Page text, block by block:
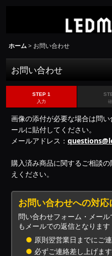
ホーム> お問い合わせ
お問い合わせ
STEP 1
入力
画像の添付が必要な場合は問
ールに貼付してください。
メールアドレス：
購入済み商品に関するご相談
えください。
お問い合わせへの対応
問い合わせフォーム・メー
もメールでの返信となります
● 原則翌営業日までにご
● 必ずご連絡差し上げま